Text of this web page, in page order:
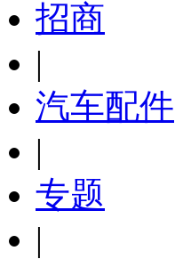
招商
|
汽车配件
|
专题
|